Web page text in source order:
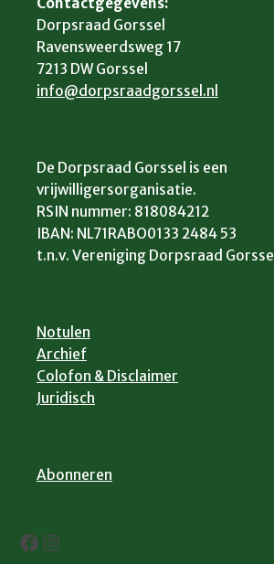
Dorpsraad Gorssel
Ravensweerdsweg 17
7213 DW Gorssel
info@dorpsraadgorssel.nl
De Dorpsraad Gorssel is een
vrijwilligersorganisatie.
RSIN nummer: 818084212
IBAN: NL71RABO0133 2484 53
t.n.v. Vereniging Dorpsraad Gorssel
Notulen
Archief
Colofon & Disclaimer
Juridisch
Abonneren
Facebook
Instagram